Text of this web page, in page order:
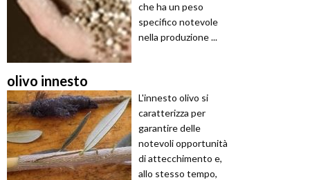
che ha un peso
specifico notevole
nella produzione ...
olivo innesto
L'innesto olivo si
caratterizza per
garantire delle
notevoli opportunità
di attecchimento e,
allo stesso tempo,